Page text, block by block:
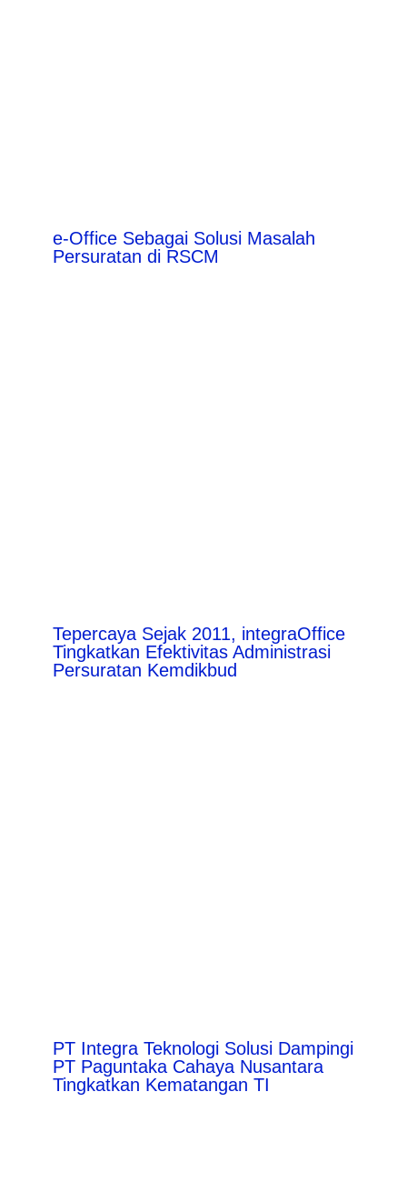
e-Office Sebagai Solusi Masalah
Persuratan di RSCM
Tepercaya Sejak 2011, integraOffice
Tingkatkan Efektivitas Administrasi
Persuratan Kemdikbud
PT Integra Teknologi Solusi Dampingi
PT Paguntaka Cahaya Nusantara
Tingkatkan Kematangan TI